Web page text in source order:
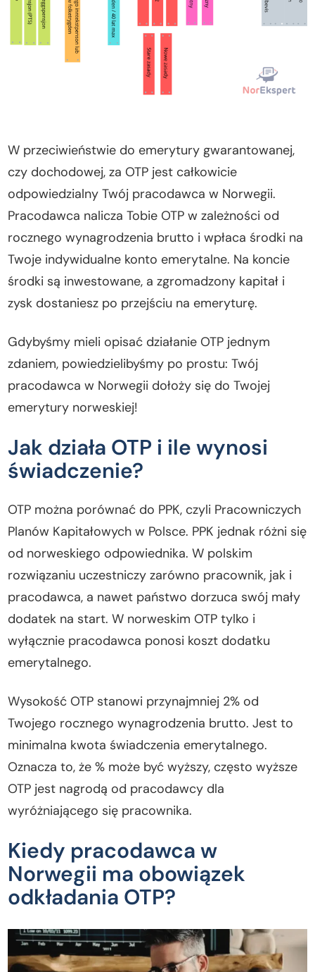
W przeciwieństwie do emerytury gwarantowanej,
czy dochodowej, za OTP jest całkowicie
odpowiedzialny Twój pracodawca w Norwegii.
Pracodawca nalicza Tobie OTP w zależności od
rocznego wynagrodzenia brutto i wpłaca środki na
Twoje indywidualne konto emerytalne. Na koncie
środki są inwestowane, a zgromadzony kapitał i
zysk dostaniesz po przejściu na emeryturę.
Gdybyśmy mieli opisać działanie OTP jednym
zdaniem, powiedzielibyśmy po prostu: Twój
pracodawca w Norwegii dołoży się do Twojej
emerytury norweskiej!
Jak działa OTP i ile wynosi
świadczenie?
OTP można porównać do PPK, czyli Pracowniczych
Planów Kapitałowych w Polsce. PPK jednak różni się
od norweskiego odpowiednika. W polskim
rozwiązaniu uczestniczy zarówno pracownik, jak i
pracodawca, a nawet państwo dorzuca swój mały
dodatek na start. W norweskim OTP tylko i
wyłącznie pracodawca ponosi koszt dodatku
emerytalnego.
Wysokość OTP stanowi przynajmniej 2% od
Twojego rocznego wynagrodzenia brutto. Jest to
minimalna kwota świadczenia emerytalnego.
Oznacza to, że % może być wyższy, często wyższe
OTP jest nagrodą od pracodawcy dla
wyróżniającego się pracownika.
Kiedy pracodawca w
Norwegii ma obowiązek
odkładania OTP?